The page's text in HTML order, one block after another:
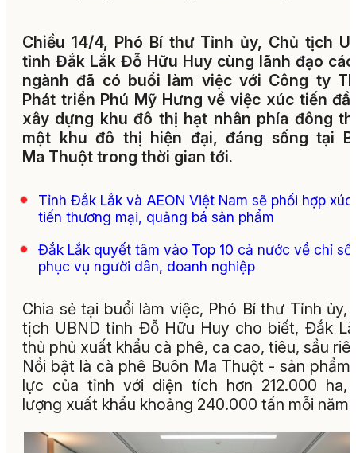
Chiều 14/4, Phó Bí thư Tỉnh ủy, Chủ tịch
tỉnh Đắk Lắk Đỗ Hữu Huy cùng lãnh đạo
ngành đã có buổi làm việc với Công ty
Phát triển Phú Mỹ Hưng về việc xúc tiến
xây dựng khu đô thị hạt nhân phía đông
một khu đô thị hiện đại, đáng sống tại
Ma Thuột trong thời gian tới.
Tỉnh Đắk Lắk và AEON Việt Nam sẽ phối hợp xúc
tiến thương mại, quảng bá sản phẩm
Đắk Lắk quyết tâm vào Top 10 cả nước về chỉ số
phục vụ người dân, doanh nghiệp
Chia sẻ tại buổi làm việc, Phó Bí thư Tỉnh ủy,
tịch UBND tỉnh Đỗ Hữu Huy cho biết, Đắk
thủ phủ xuất khẩu cà phê, ca cao, tiêu, sầu
Nổi bật là cà phê Buôn Ma Thuột - sản phẩm
lực của tỉnh với diện tích hơn 212.000 ha,
lượng xuất khẩu khoảng 240.000 tấn mỗi năm.